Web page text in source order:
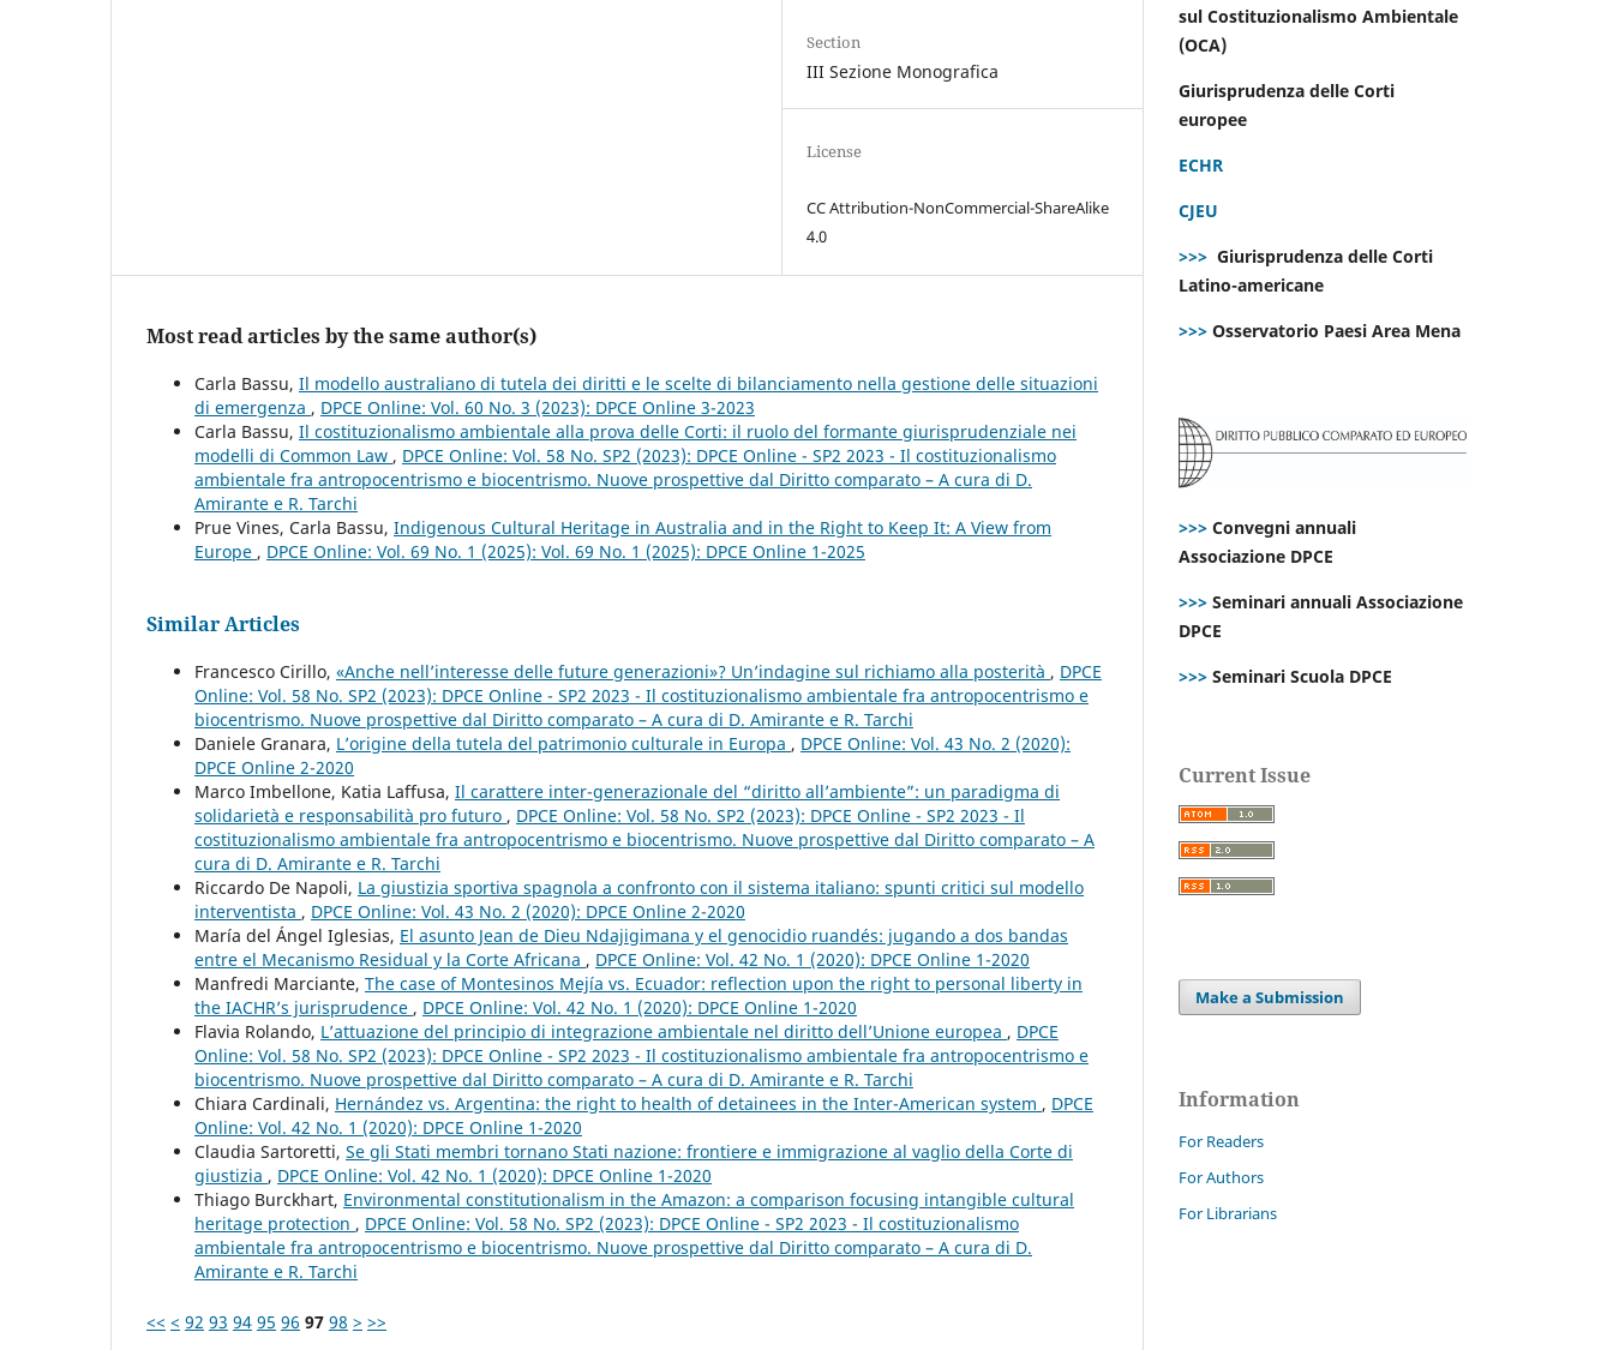
Section
III Sezione Monografica
License
CC Attribution-NonCommercial-ShareAlike
4.0
Most read articles by the same author(s)
Carla Bassu, Il modello australiano di tutela dei diritti e le scelte di bilanciamento nella gestione delle situazioni
di emergenza , DPCE Online: Vol. 60 No. 3 (2023): DPCE Online 3-2023
Carla Bassu, Il costituzionalismo ambientale alla prova delle Corti: il ruolo del formante giurisprudenziale nei
modelli di Common Law , DPCE Online: Vol. 58 No. SP2 (2023): DPCE Online - SP2 2023 - Il costituzionalismo
ambientale fra antropocentrismo e biocentrismo. Nuove prospettive dal Diritto comparato – A cura di D.
Amirante e R. Tarchi
Prue Vines, Carla Bassu, Indigenous Cultural Heritage in Australia and in the Right to Keep It: A View from
Europe , DPCE Online: Vol. 69 No. 1 (2025): Vol. 69 No. 1 (2025): DPCE Online 1-2025
Similar Articles
Francesco Cirillo, «Anche nell’interesse delle future generazioni»? Un’indagine sul richiamo alla posterità , DPCE
Online: Vol. 58 No. SP2 (2023): DPCE Online - SP2 2023 - Il costituzionalismo ambientale fra antropocentrismo e
biocentrismo. Nuove prospettive dal Diritto comparato – A cura di D. Amirante e R. Tarchi
Daniele Granara, L’origine della tutela del patrimonio culturale in Europa , DPCE Online: Vol. 43 No. 2 (2020):
DPCE Online 2-2020
Marco Imbellone, Katia Laffusa, Il carattere inter-generazionale del “diritto all’ambiente”: un paradigma di
solidarietà e responsabilità pro futuro , DPCE Online: Vol. 58 No. SP2 (2023): DPCE Online - SP2 2023 - Il
costituzionalismo ambientale fra antropocentrismo e biocentrismo. Nuove prospettive dal Diritto comparato – A
cura di D. Amirante e R. Tarchi
Riccardo De Napoli, La giustizia sportiva spagnola a confronto con il sistema italiano: spunti critici sul modello
interventista , DPCE Online: Vol. 43 No. 2 (2020): DPCE Online 2-2020
María del Ángel Iglesias, El asunto Jean de Dieu Ndajigimana y el genocidio ruandés: jugando a dos bandas
entre el Mecanismo Residual y la Corte Africana , DPCE Online: Vol. 42 No. 1 (2020): DPCE Online 1-2020
Manfredi Marciante, The case of Montesinos Mejía vs. Ecuador: reflection upon the right to personal liberty in
the IACHR’s jurisprudence , DPCE Online: Vol. 42 No. 1 (2020): DPCE Online 1-2020
Flavia Rolando, L’attuazione del principio di integrazione ambientale nel diritto dell’Unione europea , DPCE
Online: Vol. 58 No. SP2 (2023): DPCE Online - SP2 2023 - Il costituzionalismo ambientale fra antropocentrismo e
biocentrismo. Nuove prospettive dal Diritto comparato – A cura di D. Amirante e R. Tarchi
Chiara Cardinali, Hernández vs. Argentina: the right to health of detainees in the Inter-American system , DPCE
Online: Vol. 42 No. 1 (2020): DPCE Online 1-2020
Claudia Sartoretti, Se gli Stati membri tornano Stati nazione: frontiere e immigrazione al vaglio della Corte di
giustizia , DPCE Online: Vol. 42 No. 1 (2020): DPCE Online 1-2020
Thiago Burckhart, Environmental constitutionalism in the Amazon: a comparison focusing intangible cultural
heritage protection , DPCE Online: Vol. 58 No. SP2 (2023): DPCE Online - SP2 2023 - Il costituzionalismo
ambientale fra antropocentrismo e biocentrismo. Nuove prospettive dal Diritto comparato – A cura di D.
Amirante e R. Tarchi
<< < 92 93 94 95 96 97 98 > >>
sul Costituzionalismo Ambientale
(OCA)
Giurisprudenza delle Corti
europee
ECHR
CJEU
>>> Giurisprudenza delle Corti
Latino-americane
>>> Osservatorio Paesi Area Mena
>>> Convegni annuali
Associazione DPCE
>>> Seminari annuali Associazione
DPCE
>>> Seminari Scuola DPCE
Current Issue
Make a Submission
Information
For Readers
For Authors
For Librarians